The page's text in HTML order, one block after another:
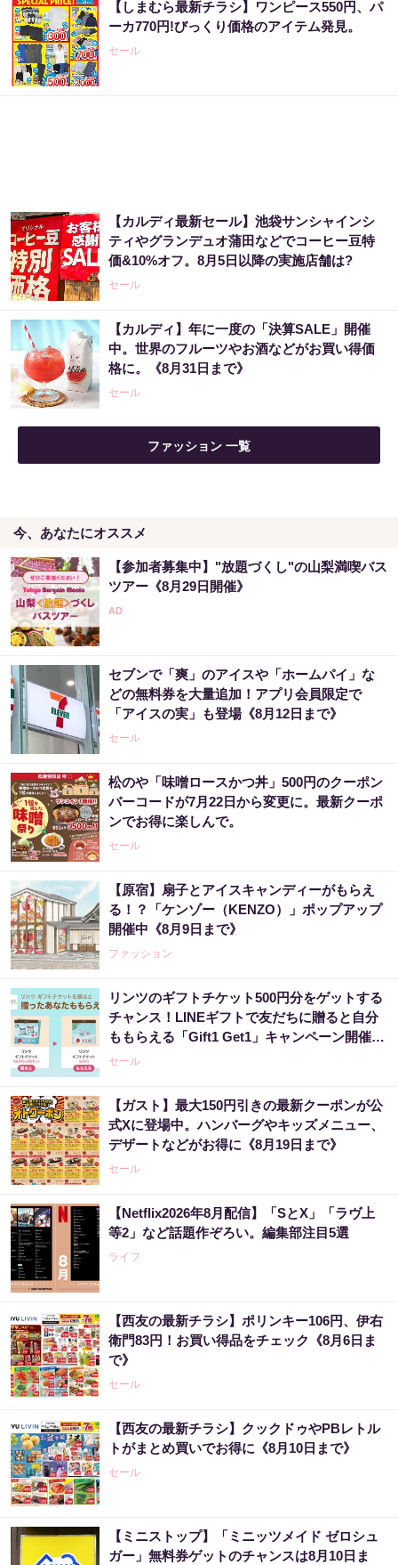
【しまむら最新チラシ】ワンピース550円、パ
ーカ770円!びっくり価格のアイテム発見。
セール
【カルディ最新セール】池袋サンシャインシ
ティやグランデュオ蒲田などでコーヒー豆特
価&10%オフ。8月5日以降の実施店舗は?
セール
【カルディ】年に一度の「決算SALE」開催
中。世界のフルーツやお酒などがお買い得価
格に。《8月31日まで》
セール
ファッション 一覧
今、あなたにオススメ
【参加者募集中】"放題づくし"の山梨満喫バス
ツアー《8月29日開催》
セブンで「爽」のアイスや「ホームパイ」な
どの無料券を大量追加！アプリ会員限定で
「アイスの実」も登場《8月12日まで》
セール
松のや「味噌ロースかつ丼」500円のクーポン
バーコードが7月22日から変更に。最新クーポ
ンでお得に楽しんで。
セール
【原宿】扇子とアイスキャンディーがもらえ
る！？「ケンゾー（KENZO）」ポップアップ
開催中《8月9日まで》
ファッション
リンツのギフトチケット500円分をゲットする
チャンス！LINEギフトで友だちに贈ると自分
ももらえる「Gift1 Get1」キャンペーン開催
中。
セール
【ガスト】最大150円引きの最新クーポンが公
式Xに登場中。ハンバーグやキッズメニュー、
デザートなどがお得に《8月19日まで》
セール
【Netflix2026年8月配信】「SとX」「ラヴ上
等2」など話題作ぞろい。編集部注目5選
ライフ
【西友の最新チラシ】ポリンキー106円、伊右
衛門83円！お買い得品をチェック《8月6日ま
で》
セール
【西友の最新チラシ】クックドゥやPBレトル
トがまとめ買いでお得に《8月10日まで》
セール
【ミニストップ】「ミニッツメイド ゼロシュ
ガー」無料券ゲットのチャンスは8月10日ま